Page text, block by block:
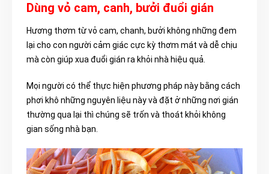
Dùng vỏ cam, canh, bưởi đuổi gián
Hương thơm từ vỏ cam, chanh, bưởi không những đem
lại cho con người cảm giác cực kỳ thơm mát và dễ chịu
mà còn giúp xua đuổi gián ra khỏi nhà hiệu quả.
Mọi người có thể thực hiện phương pháp này bằng cách
phơi khô những nguyên liệu này và đặt ở những nơi gián
thường qua lại thì chúng sẽ trốn và thoát khỏi không
gian sống nhà bạn.